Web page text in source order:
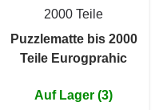
2000 Teile
Puzzlematte bis 2000
Teile Eurogprahic
Auf Lager (3)